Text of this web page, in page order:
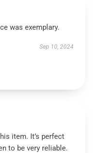
was exemplary.
Sep 10, 2024
item. It’s perfect
to be very reliable.